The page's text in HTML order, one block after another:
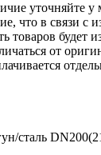
уточняйте у
что в связи с
товаров будет
от
сталь